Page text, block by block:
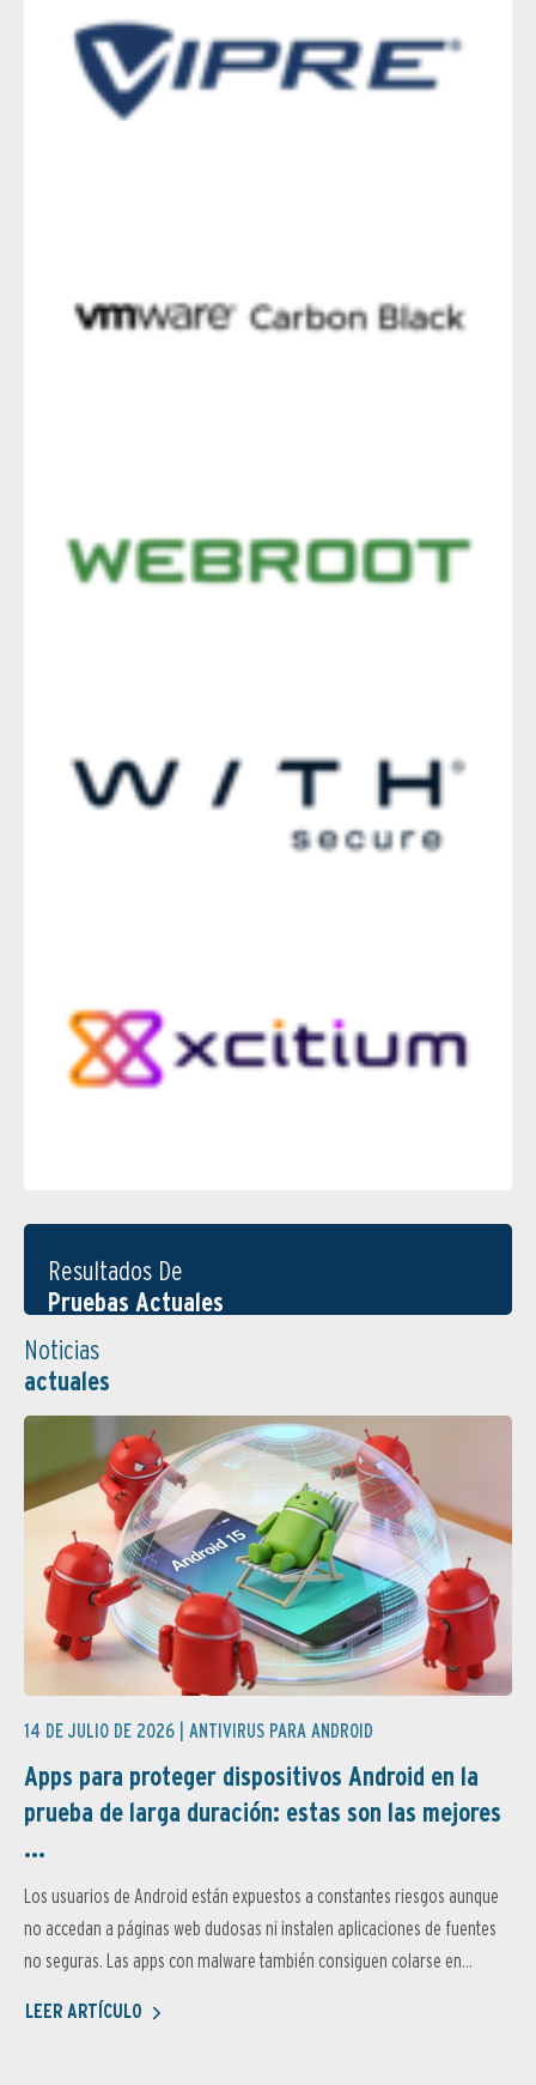
Resultados De
Pruebas Actuales
Noticias
actuales
14 DE JULIO DE 2026 | ANTIVIRUS PARA ANDROID
Apps para proteger dispositivos Android en la
prueba de larga duración: estas son las mejores
...
Los usuarios de Android están expuestos a constantes riesgos aunque
no accedan a páginas web dudosas ni instalen aplicaciones de fuentes
no seguras. Las apps con malware también consiguen colarse en...
LEER ARTÍCULO